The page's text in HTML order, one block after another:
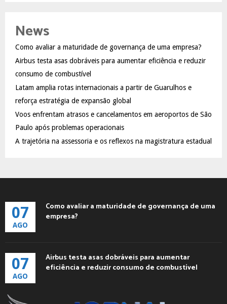
h
o
r
:
R
News
Como avaliar a maturidade de governança de uma empresa?
Airbus testa asas dobráveis para aumentar eficiência e reduzir
consumo de combustível
Latam amplia rotas internacionais a partir de Guarulhos e
reforça estratégia de expansão global
Voos enfrentam atrasos e cancelamentos em aeroportos de São
Paulo após problemas operacionais
A trajetória na assessoria e os reflexos na magistratura estadual
07
AGO
Como avaliar a maturidade de governança de uma
empresa?
07
AGO
Airbus testa asas dobráveis para aumentar
eficiência e reduzir consumo de combustível